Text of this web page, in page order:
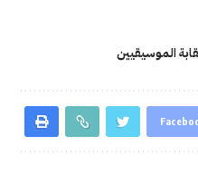
الموسيقيين